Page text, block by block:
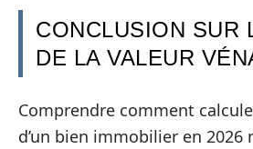
CONCLUSION SUR
DE LA VALEUR
Comprendre comment
d’un bien immobilier en 2026